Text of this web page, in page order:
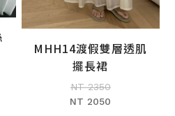
加入購物車
MHH14渡假雙層透肌
擺長裙
NT 2350
NT 2050